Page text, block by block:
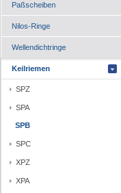
Paßscheiben
Nilos-Ringe
Wellendichtringe
Keilriemen
SPZ
SPA
SPB
SPC
XPZ
XPA